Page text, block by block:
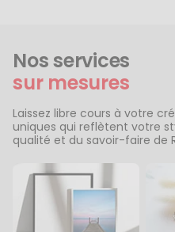
Nos services
sur mesures
Laissez libre cours à votre
uniques qui reflètent votre
qualité et du savoir-faire de